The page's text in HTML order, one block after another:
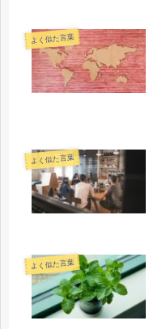
よく似た言葉
よく似た言葉
よく似た言葉